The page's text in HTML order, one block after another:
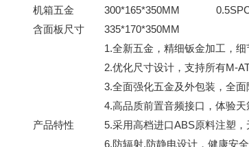
机箱五金
300*165*350MM
含面板尺寸
335*170*350MM
产品特性
1.全新五金，精细钣金加工，细
2.优化尺寸设计，支持所有M-
3.全面强化五金及外包装，全面
4.高品质前置音频接口，体验天
5.采用高档进口ABS原料注塑
6.防辐射.防静电设计，健康安全